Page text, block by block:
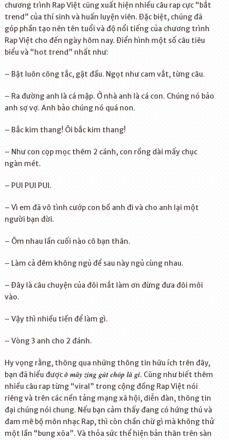
chương trình Rap Việt cũng xuất hiện nhiều câu rap cực “bắt
trend” của thí sinh và huấn luyện viên. Đặc biệt, chúng đã
góp phần tạo nên tên tuổi và độ nổi tiếng của chương trình
Rap Việt cho đến ngày hôm nay. Điển hình một số câu tiêu
biểu và “hot trend” nhất như:
– Bật luôn công tắc, gật đầu. Ngọt như cam vắt, từng câu.
– Ra đường anh là cá mập. Ở nhà anh là cá con. Chúng nó bảo
anh sợ vợ. Anh bảo chúng nó quá non.
– Bắc kim thang! Ôi bắc kim thang!
– Như con cọp mọc thêm 2 cánh, con rồng dài mấy chục
ngàn mét.
– PUI PUI PUI.
– Vì em đã vô tình cướp con bồ anh đi và cho anh lại một
người bạn đời.
– Ôm nhau lần cuối nào cô bạn thân.
– Làm cả đêm không ngủ để sau này ngủ cùng nhau.
– Đây là câu chuyện của đôi mắt làm ơn đừng đưa đôi môi
vào.
– Vậy thì nhiều tiền để làm gì.
– Vòng 3 anh cho 2 đánh.
Hy vọng rằng, thông qua những thông tin hữu ích trên đây,
bạn đã hiểu đượcờ mây zing gút chóp là gì. Cũng như biết thêm
nhiều câu rap từng “viral” trong cộng đồng Rap Việt nói
riêng và trên các nền tảng mạng xã hội, diễn đàn, thông tin
đại chúng nói chung. Nếu bạn cảm thấy đang có hứng thú và
đam mê bộ môn nhạc Rap, thì còn chần chừ gì mà không thử
một lần “bung xõa”. Và thỏa sức thể hiện bản thân trên sàn